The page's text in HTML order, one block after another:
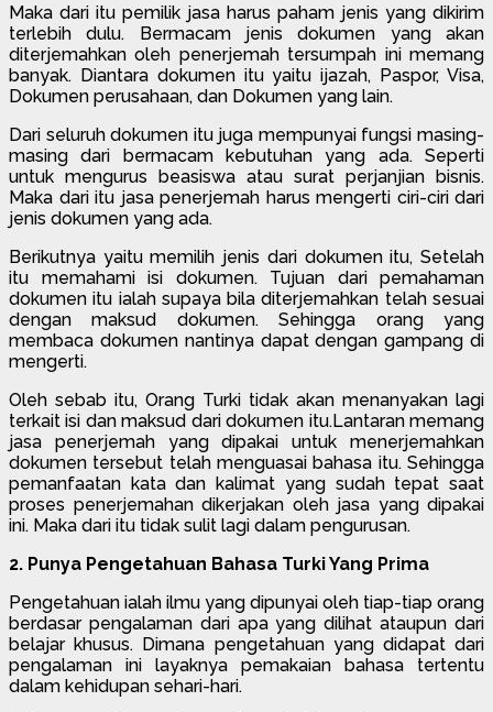
Maka dari itu pemilik jasa harus paham jenis yang dikirim
terlebih dulu. Bermacam jenis dokumen yang akan
diterjemahkan oleh penerjemah tersumpah ini memang
banyak. Diantara dokumen itu yaitu ijazah, Paspor, Visa,
Dokumen perusahaan, dan Dokumen yang lain.
Dari seluruh dokumen itu juga mempunyai fungsi masing-
masing dari bermacam kebutuhan yang ada. Seperti
untuk mengurus beasiswa atau surat perjanjian bisnis.
Maka dari itu jasa penerjemah harus mengerti ciri-ciri dari
jenis dokumen yang ada.
Berikutnya yaitu memilih jenis dari dokumen itu, Setelah
itu memahami isi dokumen. Tujuan dari pemahaman
dokumen itu ialah supaya bila diterjemahkan telah sesuai
dengan maksud dokumen. Sehingga orang yang
membaca dokumen nantinya dapat dengan gampang di
mengerti.
Oleh sebab itu, Orang Turki tidak akan menanyakan lagi
terkait isi dan maksud dari dokumen itu.Lantaran memang
jasa penerjemah yang dipakai untuk menerjemahkan
dokumen tersebut telah menguasai bahasa itu. Sehingga
pemanfaatan kata dan kalimat yang sudah tepat saat
proses penerjemahan dikerjakan oleh jasa yang dipakai
ini. Maka dari itu tidak sulit lagi dalam pengurusan.
2. Punya Pengetahuan Bahasa Turki Yang Prima
Pengetahuan ialah ilmu yang dipunyai oleh tiap-tiap orang
berdasar pengalaman dari apa yang dilihat ataupun dari
belajar khusus. Dimana pengetahuan yang didapat dari
pengalaman ini layaknya pemakaian bahasa tertentu
dalam kehidupan sehari-hari.